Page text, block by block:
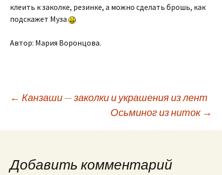
клеить к заколке, резинке, а можно сделать брошь, как
подскажет Муза
Автор: Мария Воронцова.
Навигация по
записям
← Канзаши — заколки и украшения из лент
Осьминог из ниток →
Добавить комментарий